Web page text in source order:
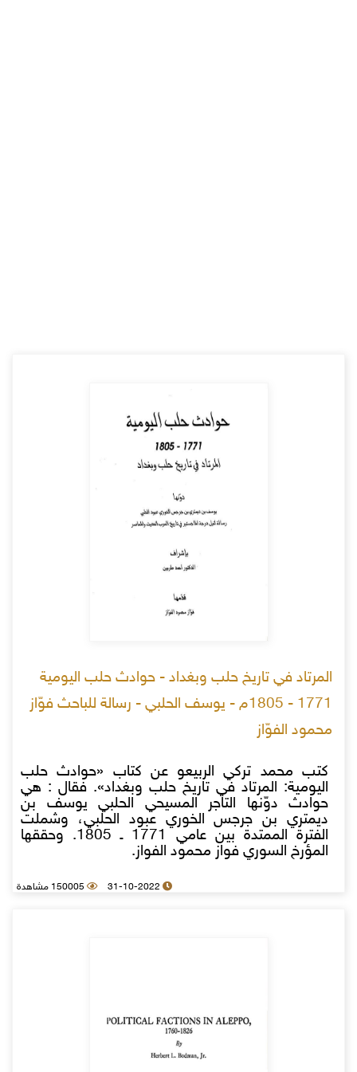
المرتاد في تاريخ حلب وبغداد - حوادث حلب اليومية
1771 - 1805م - يوسف الحلبي - رسالة للباحث فوّاز
محمود الفوّاز
كتب محمد تركي الربيعو عن كتاب «حوادث حلب
اليومية: المرتاد في تاريخ حلب وبغداد». فقال : هي
حوادث دوّنها التاجر المسيحي الحلبي يوسف بن
ديمتري بن جرجس الخوري عبود الحلبي، وشملت
الفترة الممتدة بين عامي 1771 ـ 1805. وحققها
المؤرخ السوري فواز محمود الفواز.
31-10-2022 150005 مشاهدة